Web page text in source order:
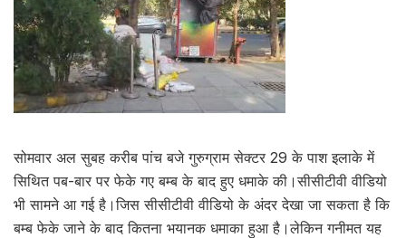
सोमवार अल सुबह करीब पांच बजे गुरुग्राम सेक्टर 29 के पाश इलाके में
सिथित पब-बार पर फेके गए बम्ब के बाद हुए धमाके की।सीसीटीवी वीडियो
भी सामने आ गई है।जिस सीसीटीवी वीडियो के अंदर देखा जा सकता है कि
बम्ब फेके जाने के बाद कितना भयानक धमाका हुआ है।लेकिन गनीमत यह